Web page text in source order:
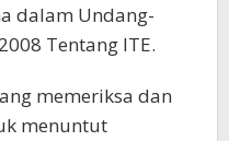
dalam Undang-
Tentang ITE.
memeriksa dan
menuntut